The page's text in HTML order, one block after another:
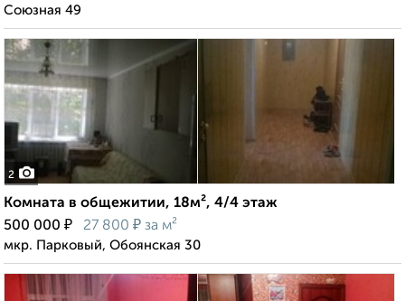
Союзная 49
2
Комната в общежитии, 18м², 4/4 этаж
500 000 ₽ 27 800 ₽ за м²
мкр. Парковый, Обоянская 30